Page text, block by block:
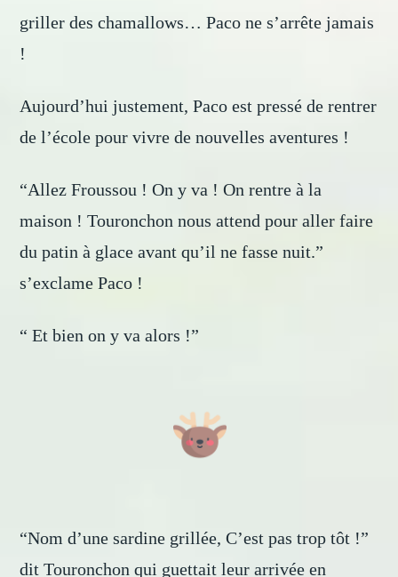
griller des chamallows… Paco ne s’arrête jamais
!
Aujourd’hui justement, Paco est pressé de rentrer
de l’école pour vivre de nouvelles aventures !
“Allez Froussou ! On y va ! On rentre à la
maison ! Touronchon nous attend pour aller faire
du patin à glace avant qu’il ne fasse nuit.”
s’exclame Paco !
“ Et bien on y va alors !”
“Nom d’une sardine grillée, C’est pas trop tôt !”
dit Touronchon qui guettait leur arrivée en